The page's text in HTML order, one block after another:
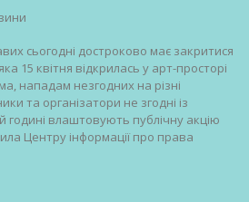
сьогодні достроково має закритися
15 квітня відкрилась у арт-просторi
нападам незгодних на різні
та організатори не згодні із
годині влаштовують публічну акцію
Центру інформації про права